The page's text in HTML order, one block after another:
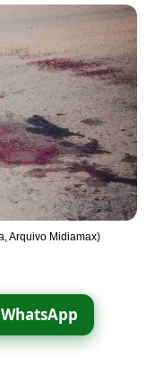
Arquivo Midiamax)